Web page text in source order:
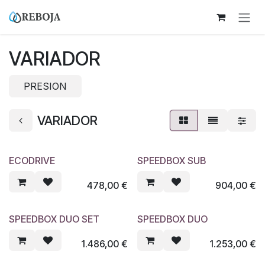
VARIADOR
PRESION
VARIADOR
ECODRIVE
478,00€
SPEEDBOX SUB
904,00€
SPEEDBOX DUO SET
1.486,00€
SPEEDBOX DUO
1.253,00€